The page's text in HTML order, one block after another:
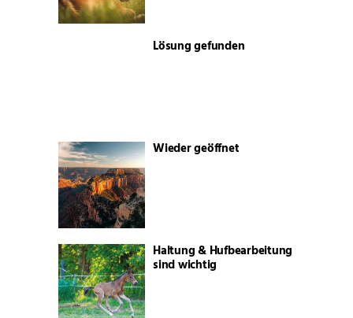
Lösung gefunden
Wieder geöffnet
Haltung & Hufbearbeitung
sind wichtig